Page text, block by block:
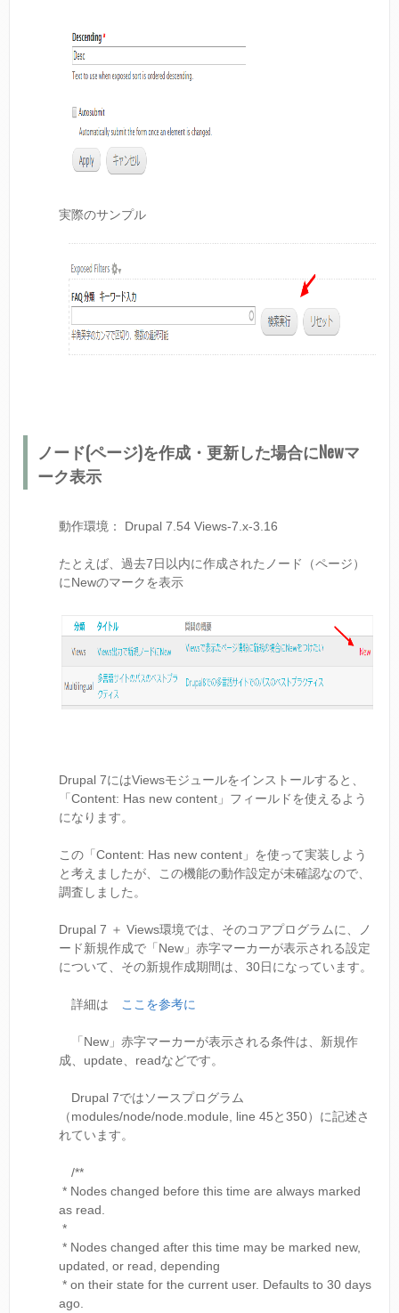
実際のサンプル
ノード(ページ)を作成・更新した場合にNewマ
ーク表示
動作環境： Drupal 7.54 Views-7.x-3.16
たとえば、過去7日以内に作成されたノード（ページ）
にNewのマークを表示
Drupal 7にはViewsモジュールをインストールすると、
「Content: Has new content」フィールドを使えるよう
になります。
この「Content: Has new content」を使って実装しよう
と考えましたが、この機能の動作設定が未確認なので、
調査しました。
Drupal 7 ＋ Views環境では、そのコアプログラムに、ノ
ード新規作成で「New」赤字マーカーが表示される設定
について、その新規作成期間は、30日になっています。
詳細は ここを参考に
「New」赤字マーカーが表示される条件は、新規作
成、update、readなどです。
Drupal 7ではソースプログラム
（modules/node/node.module, line 45と350）に記述さ
れています。
/**
* Nodes changed before this time are always marked
as read.
*
* Nodes changed after this time may be marked new,
updated, or read, depending
* on their state for the current user. Defaults to 30 days
ago.